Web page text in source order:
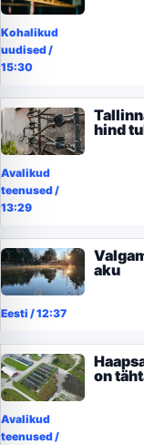
Kohalikud
uudised/
15:30
hind
Avalikud
teenused/
13:29
aku
Eesti /12:37
on
Avalikud
teenused/